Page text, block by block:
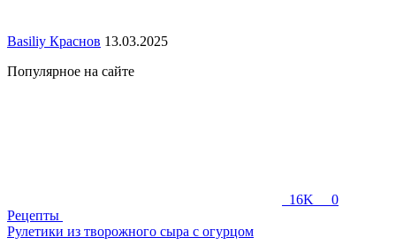
Basiliy Краснов 13.03.2025
Популярное на сайте
16K
0
Рецепты
Рулетики из творожного сыра с огурцом